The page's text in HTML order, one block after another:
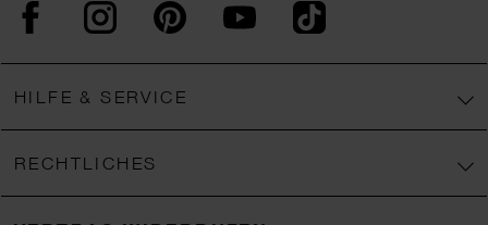
FacebookInstagram PinterestYouTubeTikTok
HILFE & SERVICE
RECHTLICHES